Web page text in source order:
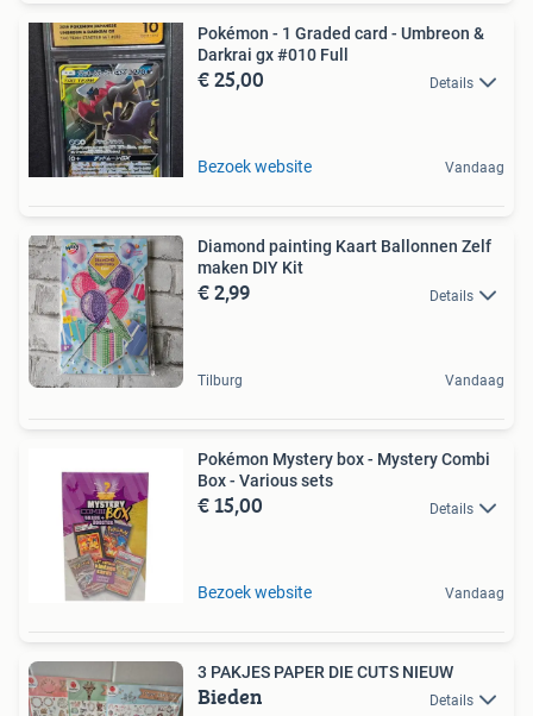
Pokémon - 1 Graded card - Umbreon &
Darkrai gx #010 Full
€ 25,00 Details
Bezoek website Vandaag
Diamond painting Kaart Ballonnen Zelf
maken DIY Kit
€ 2,99 Details
Tilburg Vandaag
Pokémon Mystery box - Mystery Combi
Box - Various sets
€ 15,00 Details
Bezoek website Vandaag
3 PAKJES PAPER DIE CUTS NIEUW
Bieden Details